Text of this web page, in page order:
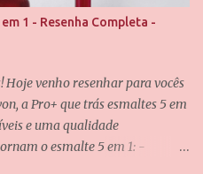
1 - Resenha Completa -
venho resenhar para vocês
a Pro+ que trás esmaltes 5 em
e uma qualidade
o esmalte 5 em 1: -